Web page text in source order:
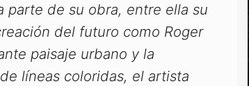
parte de su obra, entre ella su
del futuro como Roger
paisaje urbano y la
líneas coloridas, el artista